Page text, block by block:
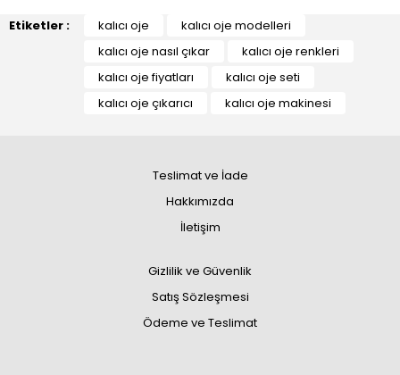
Etiketler : kalıcı oje
kalıcı oje modelleri
kalıcı oje nasıl çıkar
kalıcı oje renkleri
kalıcı oje fiyatları
kalıcı oje seti
kalıcı oje çıkarıcı
kalıcı oje makinesi
Teslimat ve İade
Hakkımızda
İletişim
Gizlilik ve Güvenlik
Satış Sözleşmesi
Ödeme ve Teslimat